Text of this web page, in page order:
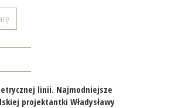
linii. Najmodniejsze
projektantki Władysławy